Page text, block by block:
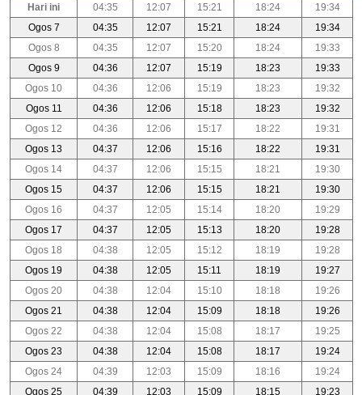
Hari ini
04:35 12:07 15:21 18:24
19:34
Ogos 7
04:35 12:07 15:21 18:24
19:34
Ogos 8
04:35 12:07 15:20 18:24
19:33
Ogos 9
04:36 12:07 15:19 18:23
19:33
Ogos 10
04:36 12:06 15:19 18:23
19:32
Ogos 11
04:36 12:06 15:18 18:23
19:32
Ogos 12
04:36 12:06 15:17 18:22
19:31
Ogos 13
04:37 12:06 15:16 18:22
19:31
Ogos 14
04:37 12:06 15:15 18:21
19:30
Ogos 15
04:37 12:06 15:15 18:21
19:30
Ogos 16
04:37 12:05 15:14 18:20
19:29
Ogos 17
04:37 12:05 15:13 18:20
19:28
Ogos 18
04:38 12:05 15:12 18:19
19:28
Ogos 19
04:38 12:05 15:11 18:19
19:27
Ogos 20
04:38 12:04 15:10 18:18
19:26
Ogos 21
04:38 12:04 15:09 18:18
19:26
Ogos 22
04:38 12:04 15:08 18:17
19:25
Ogos 23
04:38 12:04 15:08 18:17
19:24
Ogos 24
04:39 12:03 15:09 18:16
19:24
Ogos 25
04:39 12:03 15:09 18:15
19:23